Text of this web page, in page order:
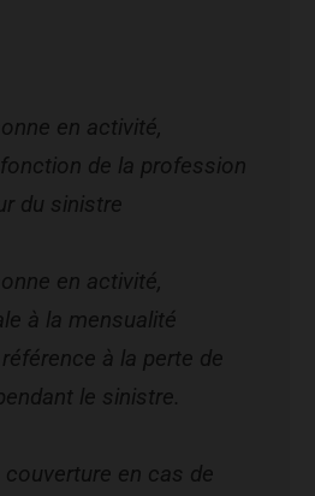
en activité,
de la profession
du sinistre
en activité,
à la mensualité
à la perte de
le sinistre.
en cas de